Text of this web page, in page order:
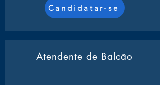
Candidatar-se
Atendente de Balcão